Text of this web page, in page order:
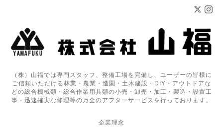
（株）山福では専門スタッフ、整備工場を完備し、ユーザーの皆様に
ご信頼いただける林業・農業・造園・土木建設・DIY・アウトドアな
どの総合機械類・総合作業用具類の小売・卸売・加工・製造・設置工
事・迅速確実な修理等の万全のアフターサービスを行っております。
企業理念